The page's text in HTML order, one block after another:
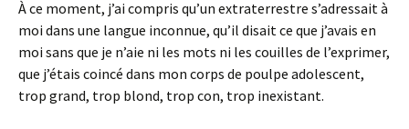
À ce moment, j’ai compris qu’un extraterrestre s’adressait à
moi dans une langue inconnue, qu’il disait ce que j’avais en
moi sans que je n’aie ni les mots ni les couilles de l’exprimer,
que j’étais coincé dans mon corps de poulpe adolescent,
trop grand, trop blond, trop con, trop inexistant.